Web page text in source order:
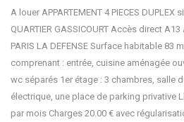
A louer APPARTEMENT 4 PIECES DUPLEX
QUARTIER GASSICOURT Accès direct
PARIS LA DEFENSE Surface habitable 83
comprenant : entrée, cuisine aménagée
wc séparés 1er étage : 3 chambres, salle
électrique, une place de parking privative
par mois Charges 20.00 € avec